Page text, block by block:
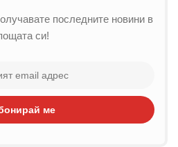
последните новини в
си!
ме